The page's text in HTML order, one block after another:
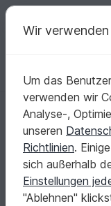
Deine
Deutsch |
Startseite Häkeln
Riesenohr-
Riesenohr-
Wir
Um das
verwenden wir
Analyse-,
unseren
Richtlinien.
sich außerhalb
Einstellungen
"Ablehnen"